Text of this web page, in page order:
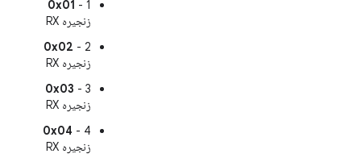
0x01 - 1
زنجیره RX
0x02 - 2
زنجیره RX
0x03 - 3
زنجیره RX
0x04 - 4
زنجیره RX